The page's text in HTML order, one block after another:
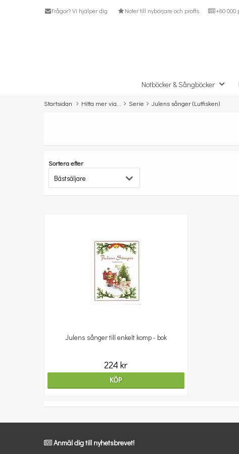
Frågor? Vi hjälper dig Noter till nybörjare och proffs +80
Notböcker & Sångböcker
Startsidan Hitta mer via... Serie Julens sånger (Lutfisken)
Sortera efter
Julens sånger till enkelt komp - bok
224 kr
KÖP
Anmäl dig till nyhetsbrevet!